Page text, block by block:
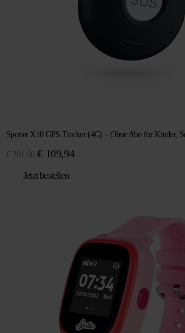
Spotter X10 GPS Tracker (4G) – Ohne Abo für Kinder,
€ 201,86 Ursprünglicher
war:
€ 109,94Aktueller
Jetzt bestellen